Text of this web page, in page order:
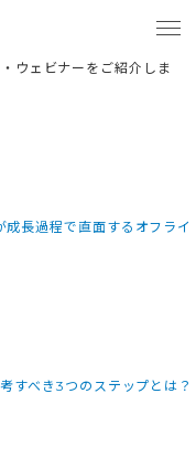
ウェビナーをご紹介しま
長過程で直面するオフライ
すべき3つのステップとは？